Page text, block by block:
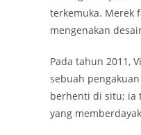
terkemuka. Merek
mengenakan
Pada tahun 2011,
sebuah
berhenti di situ; ia
yang